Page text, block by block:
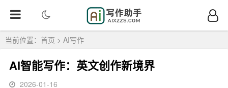
当前位置： 首页 > AI写作
AI智能写作：英文创作新境界
2026-01-16